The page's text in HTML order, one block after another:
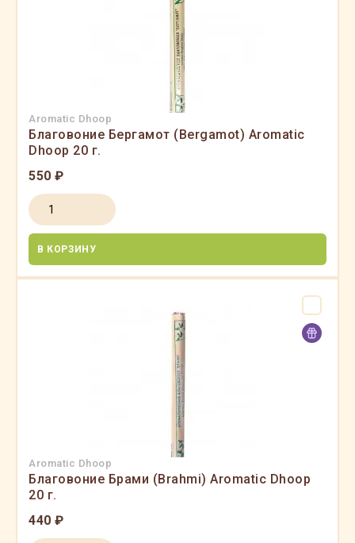
Aromatic Dhoop
Благовоние Бергамот (Bergamot) Aromatic
Dhoop 20 г.
550 ₽
В КОРЗИНУ
Aromatic Dhoop
Благовоние Брами (Brahmi) Aromatic Dhoop
20 г.
440 ₽